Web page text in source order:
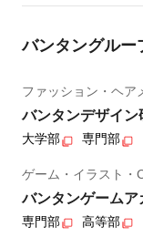
バンタングルー
ファッション・ヘア
バンタンデザイン
大学部 専門部
ゲーム・イラスト・
バンタンゲームア
専門部 高等部